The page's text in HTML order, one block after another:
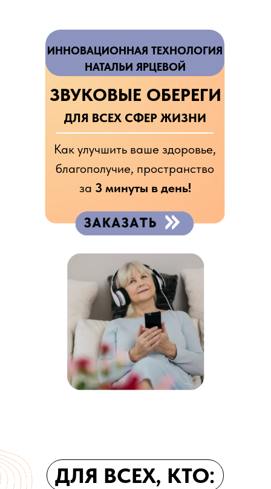
ИННОВАЦИОННАЯ ТЕХНОЛОГИЯ
НАТАЛЬИ ЯРЦЕВОЙ
ЗВУКОВЫЕ ОБЕРЕГИ
ДЛЯ ВСЕХ СФЕР ЖИЗНИ
Как улучшить ваше здоровье,
благополучие, пространство
за 3 минуты в день!
ДЛЯ ВСЕХ, КТО: